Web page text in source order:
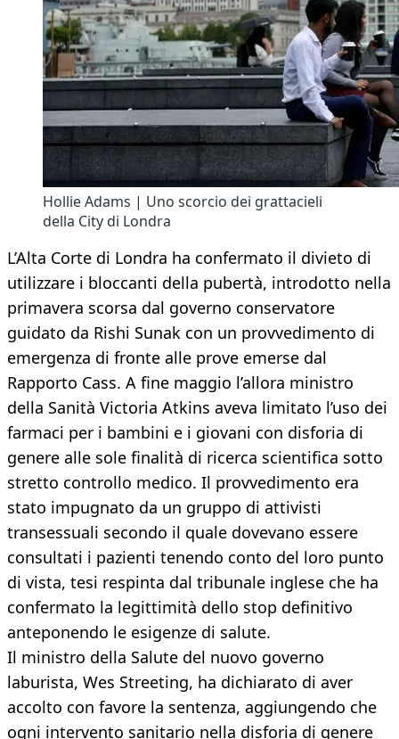
Hollie Adams | Uno scorcio dei grattacieli
della City di Londra
L’Alta Corte di Londra ha confermato il divieto di
utilizzare i bloccanti della pubertà, introdotto nella
primavera scorsa dal governo conservatore
guidato da Rishi Sunak con un provvedimento di
emergenza di fronte alle prove emerse dal
Rapporto Cass. A fine maggio l’allora ministro
della Sanità Victoria Atkins aveva limitato l’uso dei
farmaci per i bambini e i giovani con disforia di
genere alle sole finalità di ricerca scientifica sotto
stretto controllo medico. Il provvedimento era
stato impugnato da un gruppo di attivisti
transessuali secondo il quale dovevano essere
consultati i pazienti tenendo conto del loro punto
di vista, tesi respinta dal tribunale inglese che ha
confermato la legittimità dello stop definitivo
anteponendo le esigenze di salute.
Il ministro della Salute del nuovo governo
laburista, Wes Streeting, ha dichiarato di aver
accolto con favore la sentenza, aggiungendo che
ogni intervento sanitario nella disforia di genere